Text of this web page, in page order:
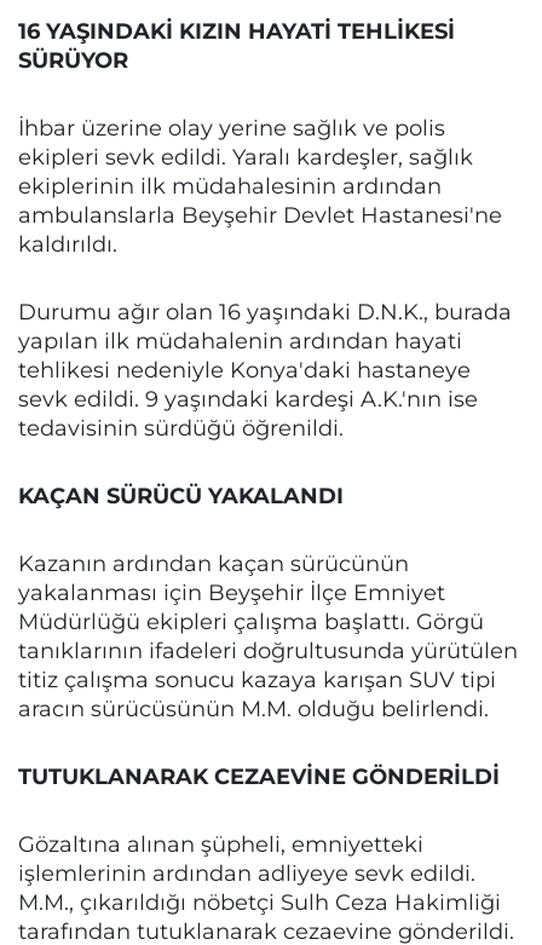
16 YAŞINDAKİ KIZIN HAYATİ TEHLİKESİ
SÜRÜYOR
İhbar üzerine olay yerine sağlık ve polis
ekipleri sevk edildi. Yaralı kardeşler, sağlık
ekiplerinin ilk müdahalesinin ardından
ambulanslarla Beyşehir Devlet Hastanesi'ne
kaldırıldı.
Durumu ağır olan 16 yaşındaki D.N.K., burada
yapılan ilk müdahalenin ardından hayati
tehlikesi nedeniyle Konya'daki hastaneye
sevk edildi. 9 yaşındaki kardeşi A.K.'nın ise
tedavisinin sürdüğü öğrenildi.
KAÇAN SÜRÜCÜ YAKALANDI
Kazanın ardından kaçan sürücünün
yakalanması için Beyşehir İlçe Emniyet
Müdürlüğü ekipleri çalışma başlattı. Görgü
tanıklarının ifadeleri doğrultusunda yürütülen
titiz çalışma sonucu kazaya karışan SUV tipi
aracın sürücüsünün M.M. olduğu belirlendi.
TUTUKLANARAK CEZAEVİNE GÖNDERİLDİ
Gözaltına alınan şüpheli, emniyetteki
işlemlerinin ardından adliyeye sevk edildi.
M.M., çıkarıldığı nöbetçi Sulh Ceza Hakimliği
tarafından tutuklanarak cezaevine gönderildi.